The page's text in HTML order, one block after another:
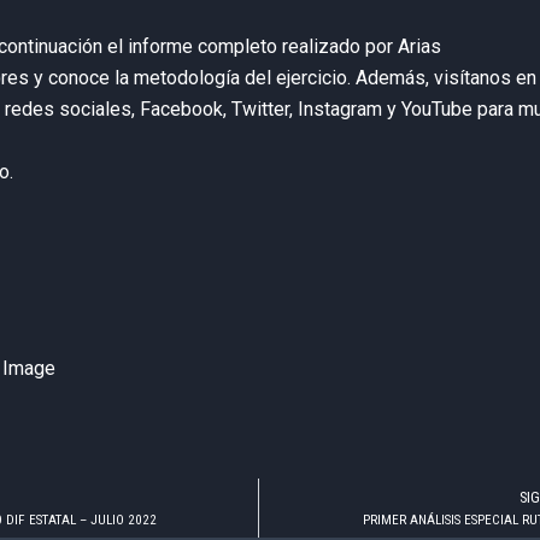
el informe completo realizado por Arias
y conoce la metodología del ejercicio. Además, visítanos en
sociales, Facebook, Twitter, Instagram y YouTube para
DIF ESTATAL – JULIO 2022 PRIMER ANÁLISIS ESPECIAL